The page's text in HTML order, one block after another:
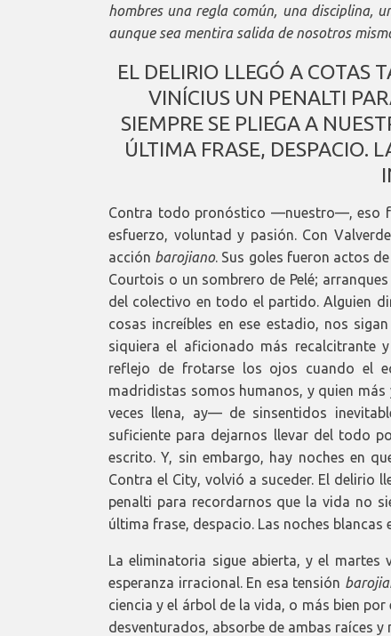
hombres una regla común, una disciplina,
aunque sea mentira salida de nosotros
EL DELIRIO LLEGÓ A COTAS
VINÍCIUS UN PENALTI
SIEMPRE SE PLIEGA A
ÚLTIMA FRASE, DESPACIO.
Contra todo pronóstico —nuestro—, eso
esfuerzo, voluntad y pasión. Con
acción barojiano. Sus goles fueron actos
Courtois o un sombrero de Pelé;
del colectivo en todo el partido. Alguien
cosas increíbles en ese estadio, nos
siquiera el aficionado más recalcitrante
reflejo de frotarse los ojos cuando el
madridistas somos humanos, y quien
veces llena, ay— de sinsentidos
suficiente para dejarnos llevar del todo
escrito. Y, sin embargo, hay noches en
Contra el City, volvió a suceder. El delirio
penalti para recordarnos que la vida no
última frase, despacio. Las noches blancas
La eliminatoria sigue abierta, y el martes
esperanza irracional. En esa tensión
ciencia y el árbol de la vida, o más bien
desventurados, absorbe de ambas raíces